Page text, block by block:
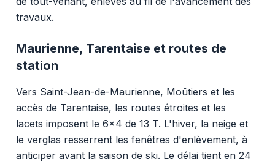
travaux.
Maurienne, Tarentaise et routes de
station
Vers Saint-Jean-de-Maurienne, Moûtiers et les
accès de Tarentaise, les routes étroites et les
lacets imposent le 6x4 de 13 T. L'hiver, la neige et
le verglas resserrent les fenêtres d'enlèvement, à
anticiper avant la saison de ski. Le délai tient en 24